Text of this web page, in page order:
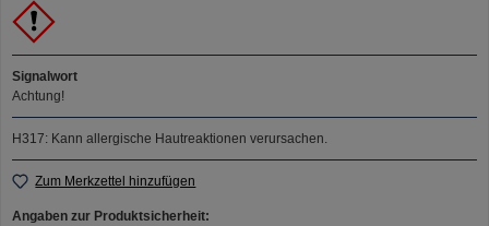
Signalwort
Achtung!
H317: Kann allergische Hautreaktionen verursachen.
Zum Merkzettel hinzufügen
Angaben zur Produktsicherheit: